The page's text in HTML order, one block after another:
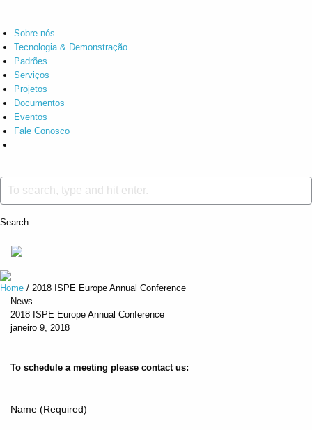
Sobre nós
Tecnologia & Demonstração
Padrões
Serviços
Projetos
Documentos
Eventos
Fale Conosco
Search
Home / 2018 ISPE Europe Annual Conference
News
2018 ISPE Europe Annual Conference
janeiro 9, 2018
To schedule a meeting please contact us:
Name (Required)